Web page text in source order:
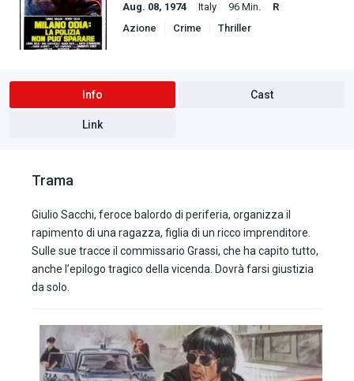
Aug. 08, 1974 Italy 96 Min.
R
Azione
Crime Thriller
Info Cast
Link
Trama
Giulio Sacchi, feroce balordo di periferia, organizza il
rapimento di una ragazza, figlia di un ricco imprenditore.
Sulle sue tracce il commissario Grassi, che ha capito tutto,
anche l’epilogo tragico della vicenda. Dovrà farsi giustizia
da solo.